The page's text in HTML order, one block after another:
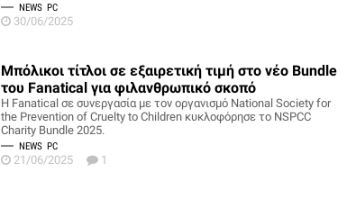
NEWS PC
30/06/2025
Μπόλικοι τίτλοι σε εξαιρετική τιμή στο νέο Bundle
του Fanatical για φιλανθρωπικό σκοπό
Η Fanatical σε συνεργασία με τον οργανισμό National Society for
the Prevention of Cruelty to Children κυκλοφόρησε το NSPCC
Charity Bundle 2025.
NEWS PC
21/06/2025 1